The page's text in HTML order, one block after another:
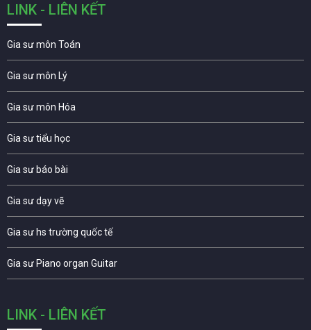
LINK - LIÊN KẾT
Gia sư môn Toán
Gia sư môn Lý
Gia sư môn Hóa
Gia sư tiểu học
Gia sư báo bài
Gia sư dạy vẽ
Gia sư hs trường quốc tế
Gia sư Piano organ Guitar
LINK - LIÊN KẾT